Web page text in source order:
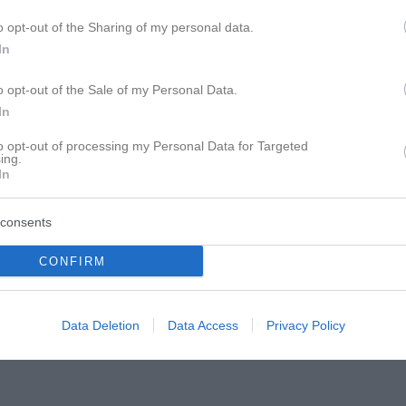
opt-out of the Sharing of my personal data.
opt-out of the Sale of my Personal Data.
opt-out of processing my Personal Data for Targeted
CONFIRM
Data Deletion Data Access Privacy Policy
falsche Entscheidung getroffen habe....."
dass Männer (wahlweise Frauen), mal die
Affäre (wahlweise
den Realitätsableich zu bekommen.